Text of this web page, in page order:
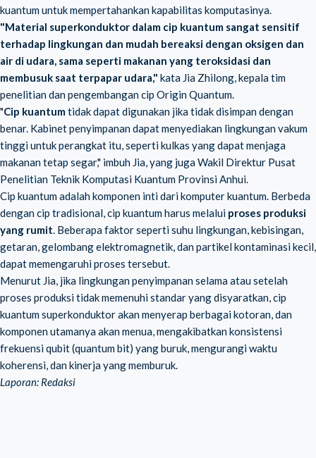
kuantum untuk mempertahankan kapabilitas komputasinya.
"Material superkonduktor dalam cip kuantum sangat sensitif
terhadap lingkungan dan mudah bereaksi dengan oksigen dan
air di udara, sama seperti makanan yang teroksidasi dan
membusuk saat terpapar udara," kata Jia Zhilong, kepala tim
penelitian dan pengembangan cip Origin Quantum.
"Cip kuantumtidak dapat digunakan jika tidak disimpan dengan
benar. Kabinet penyimpanan dapat menyediakan lingkungan vakum
tinggi untuk perangkat itu, seperti kulkas yang dapat menjaga
makanan tetap segar," imbuh Jia, yang juga Wakil Direktur Pusat
Penelitian Teknik Komputasi Kuantum Provinsi Anhui.
Cip kuantum adalah komponen inti dari komputer kuantum. Berbeda
dengan cip tradisional, cip kuantum harus melalui proses produksi
yang rumit. Beberapa faktor seperti suhu lingkungan, kebisingan,
getaran, gelombang elektromagnetik, dan partikel kontaminasi kecil,
dapat memengaruhi proses tersebut.
Menurut Jia, jika lingkungan penyimpanan selama atau setelah
proses produksi tidak memenuhi standar yang disyaratkan, cip
kuantum superkonduktor akan menyerap berbagai kotoran, dan
komponen utamanya akan menua, mengakibatkan konsistensi
frekuensi qubit (quantum bit) yang buruk, mengurangi waktu
koherensi, dan kinerja yang memburuk.
Laporan: Redaksi